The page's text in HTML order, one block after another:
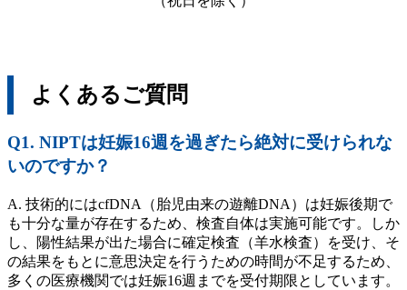
よくあるご質問
Q1. NIPTは妊娠16週を過ぎたら絶対に受けられな
いのですか？
A. 技術的にはcfDNA（胎児由来の遊離DNA）は妊娠後期で
も十分な量が存在するため、検査自体は実施可能です。しか
し、陽性結果が出た場合に確定検査（羊水検査）を受け、そ
の結果をもとに意思決定を行うための時間が不足するため、
多くの医療機関では妊娠16週までを受付期限としています。